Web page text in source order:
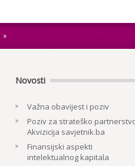
Novosti
Važna obavijest i poziv
Poziv za strateško
Akvizicija savjetnik.ba
Finansijski aspekti
intelektualnog kapitala